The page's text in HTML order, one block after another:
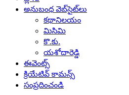
అనుబంధ వెబ్‌సైట్‌లు
కథానిలయం
మిసిమి
కొ.కు.
యశోదారెడ్డి
ఈవెంట్స్
క్రియేటివ్ కామన్స్
సంప్రదించండి